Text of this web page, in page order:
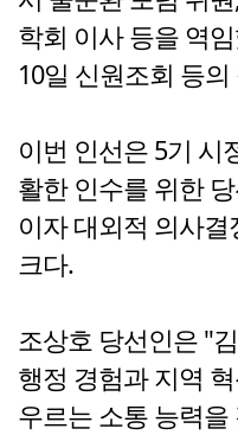
학회 이사 등을 역
10일 신원조회 등
이번 인선은 5기 시
활한 인수를 위한
이자 대외적 의사
크다.
조상호 당선인은 "
행정 경험과 지역
우르는 소통 능력